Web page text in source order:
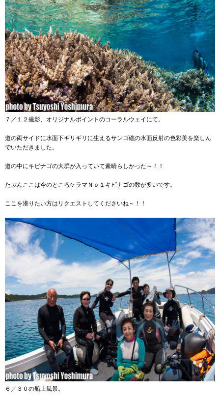
７／１２撮影、オリジナルポイントのコーラルウェイにて。
道の両サイドに水面下ギリギリに生えるサンゴ礁の水面反射の色彩美を楽しん
でいただきました。
道の中にキビナゴの大群が入っていて素晴らしかった～！！
たぶんここは今のところケラマＮｏ１キビナゴの数が多いです。
ここを潜りたい方はリクエストしてくださいね～！！
６／３０の船上風景。